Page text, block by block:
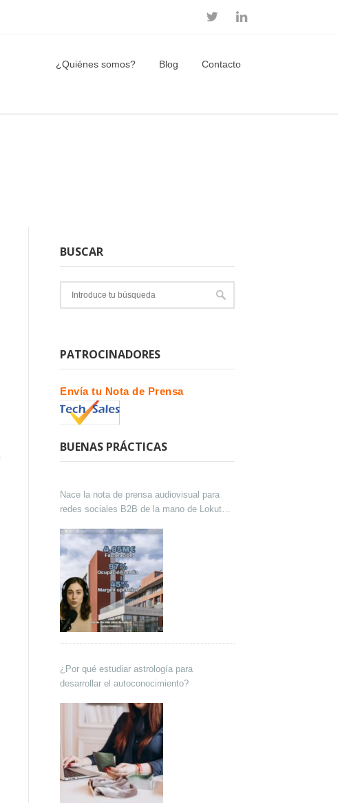
¿Quiénes somos? Blog Contacto
BUSCAR
PATROCINADORES
Envía tu Nota de Prensa
BUENAS PRÁCTICAS
Nace la nota de prensa audiovisual para
redes sociales B2B de la mano de Lokutor
¿Por qué estudiar astrología para
desarrollar el autoconocimiento?